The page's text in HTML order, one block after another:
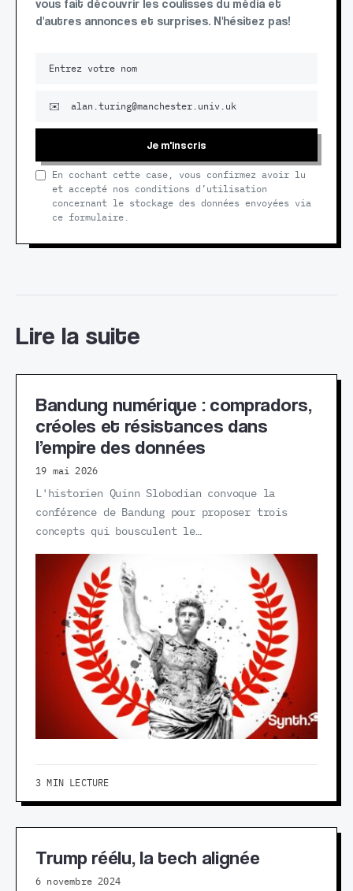
d'autres annonces et surprises. N'hésitez pas!
Je m'inscris
En cochant cette case, vous confirmez avoir lu
et accepté nos conditions d’utilisation
concernant le stockage des données envoyées via
ce formulaire.
Lire la suite
Bandung numérique : compradors,
créoles et résistances dans
l’empire des données
19 mai 2026
L'historien Quinn Slobodian convoque la
conférence de Bandung pour proposer trois
concepts qui bousculent le…
3 MIN LECTURE
Trump réélu, la tech alignée
6 novembre 2024